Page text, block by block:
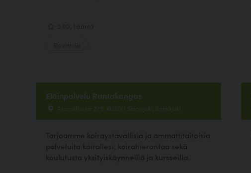
Eläinpalvelu Rantakangas
Ämmäläntie 276, 60200 Seinäjoki, Seinäjoki
Tarjoamme koiraystävällisiä ja ammattitaitoisia
palveluita koirallesi; koirahierontaa sekä
koulutusta yksityiskäynneillä ja kursseilla.